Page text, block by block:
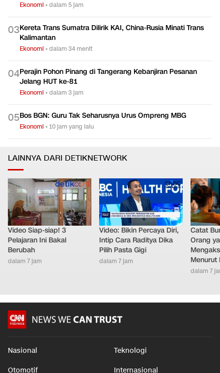
Ekonomi •dalam 5 jam
03Kereta Trans Sumatra Dilirik KAI, China-Rusia Minati Trans
Kalimantan
Ekonomi •dalam 34 menit
04Perajin Pohon Pinang di Tangerang Kebanjiran Pesanan
Jelang HUT ke-81
Ekonomi •dalam 3 jam
05Bos BGN: Guru Tak Seharusnya Urus Ompreng MBG
Ekonomi •10 jam yang lalu
LAINNYA DARI DETIKNETWORK
Video Siap-siap! 3
Pelajaran Ini Bakal
Berubah
dalam 7 jam
Video: Bikin Percaya Diri,
Intip Cara Raditya Dika
Pilih Pasta Gigi
dalam 7 jam
Catat
Orang
Menurut
dalam 7
Nasional Teknologi
Otomotif Internasional